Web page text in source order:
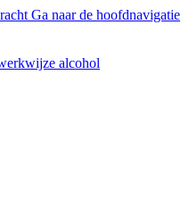
Ga naar de hoofdnavigatie
alcohol